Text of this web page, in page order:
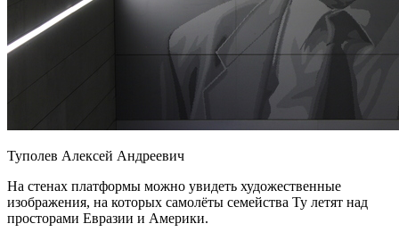
Туполев Алексей Андреевич
На стенах платформы можно увидеть художественные
изображения, на которых самолёты семейства Ту летят над
просторами Евразии и Америки.